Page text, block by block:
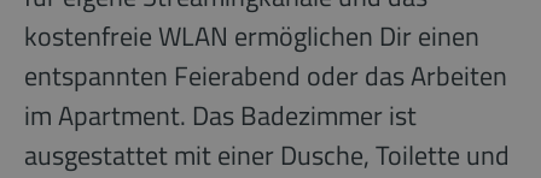
kostenfreie WLAN ermöglichen Dir einen
entspannten Feierabend oder das Arbeiten
im Apartment. Das Badezimmer ist
ausgestattet mit einer Dusche, Toilette und